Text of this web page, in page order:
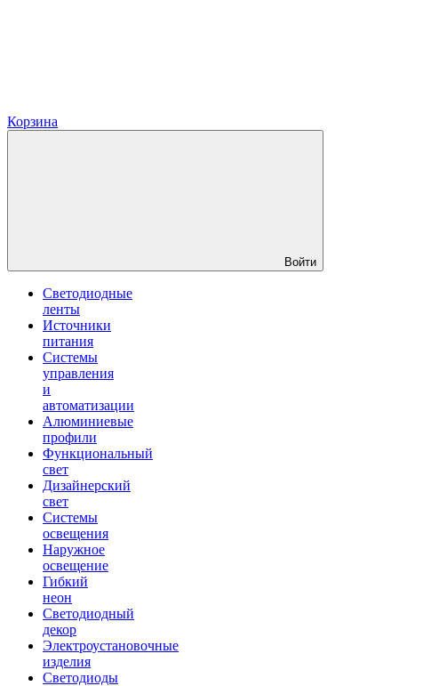
Корзина
Войти
Светодиодные
ленты
Источники
питания
Системы
управления
и
автоматизации
Алюминиевые
профили
Функциональный
свет
Дизайнерский
свет
Системы
освещения
Наружное
освещение
Гибкий
неон
Светодиодный
декор
Электроустановочные
изделия
Светодиоды